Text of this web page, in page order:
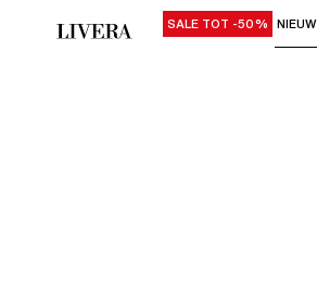
Gebruik "Pijl
SALE TOT -50% NIEUW